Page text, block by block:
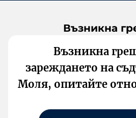
Възникна
Възникна
зареждането на
Моля, опитайте